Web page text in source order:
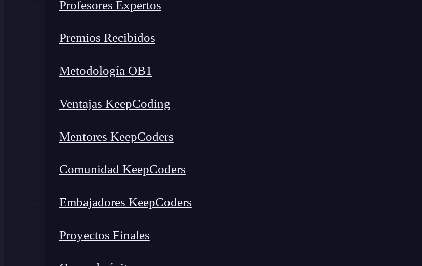
Profesores Expertos
Premios Recibidos
Metodología OB1
Ventajas KeepCoding
Mentores KeepCoders
Comunidad KeepCoders
Embajadores KeepCoders
Proyectos Finales